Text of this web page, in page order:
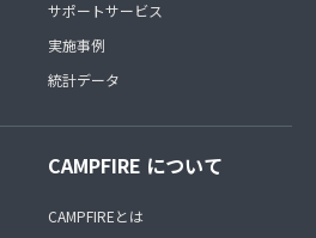
サポートサービス
実施事例
統計データ
CAMPFIRE について
CAMPFIREとは